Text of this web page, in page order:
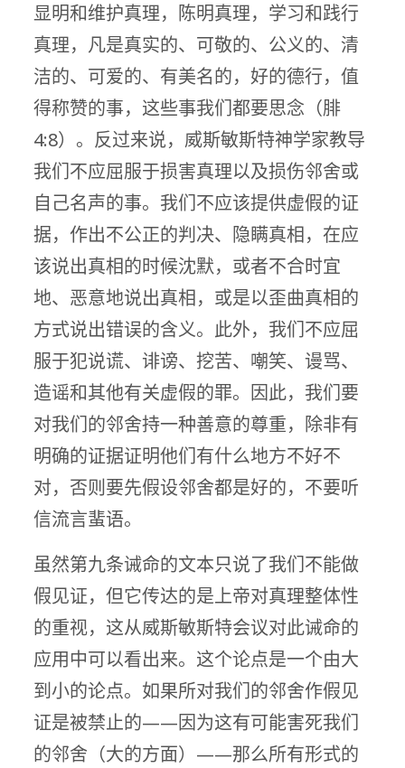
显明和维护真理，陈明真理，学习和践行
真理，凡是真实的、可敬的、公义的、清
洁的、可爱的、有美名的，好的德行，值
得称赞的事，这些事我们都要思念（腓
4:8）。反过来说，威斯敏斯特神学家教导
我们不应屈服于损害真理以及损伤邻舍或
自己名声的事。我们不应该提供虚假的证
据，作出不公正的判决、隐瞒真相，在应
该说出真相的时候沈默，或者不合时宜
地、恶意地说出真相，或是以歪曲真相的
方式说出错误的含义。此外，我们不应屈
服于犯说谎、诽谤、挖苦、嘲笑、谩骂、
造谣和其他有关虚假的罪。因此，我们要
对我们的邻舍持一种善意的尊重，除非有
明确的证据证明他们有什么地方不好不
对，否则要先假设邻舍都是好的，不要听
信流言蜚语。
虽然第九条诫命的文本只说了我们不能做
假见证，但它传达的是上帝对真理整体性
的重视，这从威斯敏斯特会议对此诫命的
应用中可以看出来。这个论点是一个由大
到小的论点。如果所对我们的邻舍作假见
证是被禁止的——因为这有可能害死我们
的邻舍（大的方面）——那么所有形式的